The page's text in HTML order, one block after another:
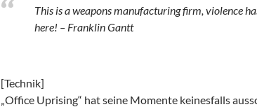
This is a weapons manufacturing firm, violence
here! – Franklin Gantt
[Technik]
„Office Uprising“ hat seine Momente keinesfalls